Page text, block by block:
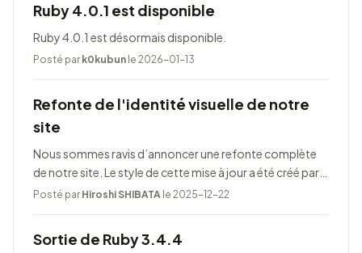
Ruby 4.0.1 est disponible
Ruby 4.0.1 est désormais disponible.
Posté par k0kubun le 2026-01-13
Refonte de l'identité visuelle de notre
site
Nous sommes ravis d’annoncer une refonte complète
de notre site. Le style de cette mise à jour a été créé par
Taeko Akatsuka.
Posté par Hiroshi SHIBATA le 2025-12-22
Sortie de Ruby 3.4.4